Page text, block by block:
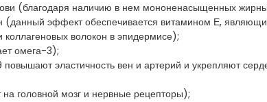
(благодаря наличию в нем мононенасыщенных
эффект обеспечивается витамином Е,
волокон в эпидермисе);
омега-3);
эластичность вен и артерий и укрепляют
головной мозг и нервные рецепторы);